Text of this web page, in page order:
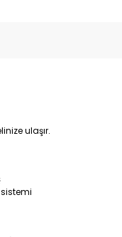
ulaşır.